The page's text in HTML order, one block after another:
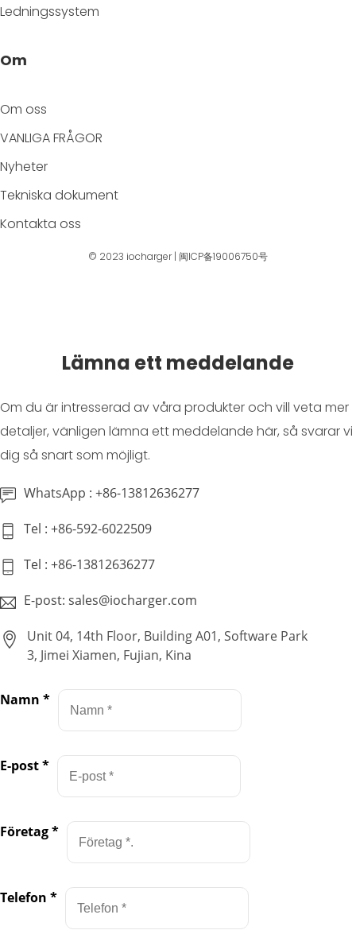
Ledningssystem
Om
Om oss
VANLIGA FRÅGOR
Nyheter
Tekniska dokument
Kontakta oss
© 2023 iocharger| 闽ICP备19006750号
Lämna ett meddelande
Om du är intresserad av våra produkter och vill veta mer
detaljer, vänligen lämna ett meddelande här, så svarar vi
dig så snart som möjligt.
WhatsApp : +86-13812636277
Tel : +86-592-6022509
Tel : +86-13812636277
E-post: sales@iocharger.com
Unit 04, 14th Floor, Building A01, Software Park
3, Jimei Xiamen, Fujian, Kina
Namn *
E-post*
Företag*
Telefon *